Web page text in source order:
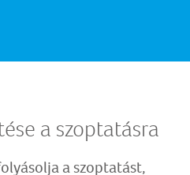
a szoptatásra
a szoptatást,